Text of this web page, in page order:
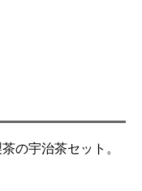
の宇治茶セット。